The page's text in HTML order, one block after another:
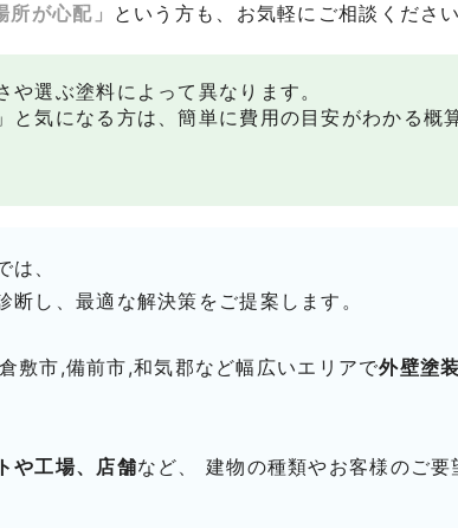
が心配」 という方も、お気軽にご相談ください
選ぶ塗料によって異なります。
と気になる方は、簡単に費用の目安がわかる概
は、
し、最適な解決策をご提案します。
敷市,備前市,和気郡など幅広いエリアで外壁塗
や工場、店舗など、 建物の種類やお客様のご